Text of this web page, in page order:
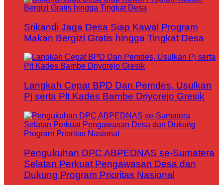
Srikandi Jaga Desa Siap Kawal Program
Makan Bergizi Gratis hingga Tingkat Desa
Langkah Cepat BPD Dan Pemdes, Usulkan
Pj serta Plt Kades Bambe Driyorejo Gresik
Pengukuhan DPC ABPEDNAS se-Sumatera
Selatan Perkuat Pengawasan Desa dan
Dukung Program Prioritas Nasional